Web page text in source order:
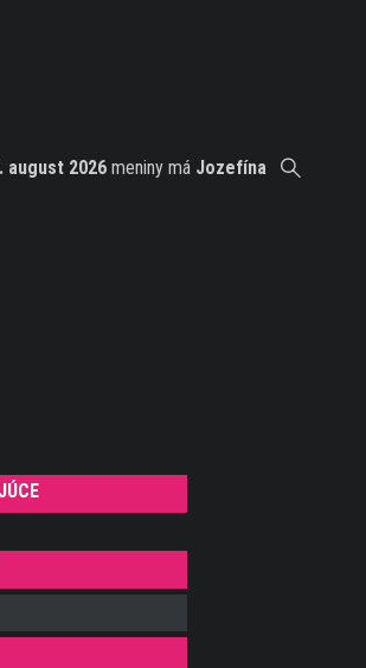
august 2026 meniny má Jozefína